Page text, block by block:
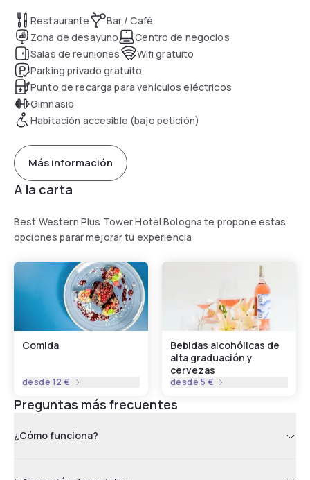
Restaurante
Bar / Café
Zona de desayuno
Centro de negocios
Salas de reuniones
Wifi gratuito
Parking privado gratuito
Punto de recarga para vehículos eléctricos
Gimnasio
Habitación accesible (bajo petición)
Más información
A la carta
Best Western Plus Tower Hotel Bologna te propone estas
opciones parar mejorar tu experiencia
Comida
desde 12 €
Bebidas alcohólicas de
alta graduación y
cervezas
desde 5 €
Preguntas más frecuentes
¿Cómo funciona?